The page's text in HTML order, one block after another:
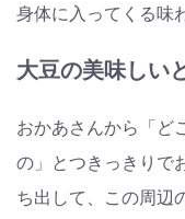
身体に入ってくる味
大豆の美味しい
おかあさんから「ど
の」とつきっきりで
ち出して、この周辺